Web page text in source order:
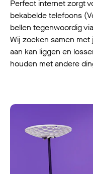
Perfect internet zorgt
bekabelde telefoons
bellen tegenwoordig
Wij zoeken samen
aan kan liggen en
houden met andere